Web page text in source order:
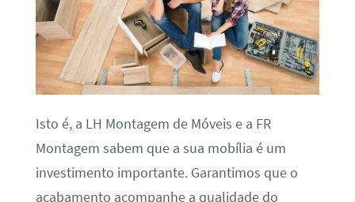
Isto é, a LH Montagem de Móveis e a FR
Montagem sabem que a sua mobília é um
investimento importante. Garantimos que o
acabamento acompanhe a qualidade do